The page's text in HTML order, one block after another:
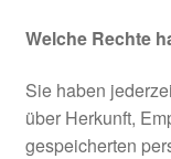
Welche Rechte
Sie haben
über Herkunft,
gespeicherten